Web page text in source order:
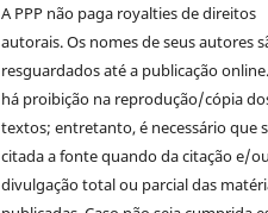
A PPP não paga royalties de direitos
autorais. Os nomes de seus autores
resguardados até a publicação
há proibição na reprodução/cópia
textos; entretanto, é necessário que
citada a fonte quando da citação e/ou
divulgação total ou parcial das